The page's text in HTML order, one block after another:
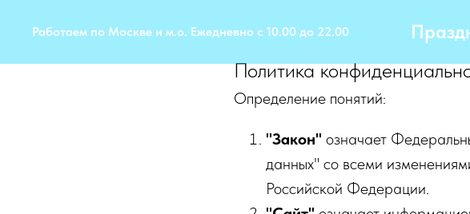
Работаем по Москве и м.о. Ежедневно с 10.00 до 22.00
Политика
Определение понятий:
"Закон" означает
данных" со всеми
Российской Федерации.